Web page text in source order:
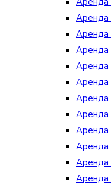
Аренда
Аренда
Аренда
Аренда
Аренда
Аренда
Аренда
Аренда
Аренда
Аренда
Аренда